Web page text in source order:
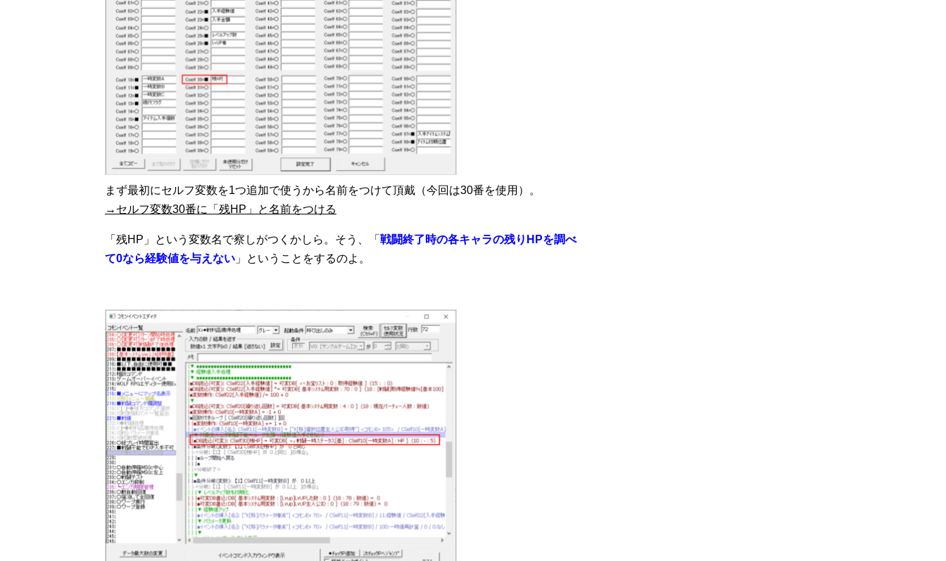
まず最初にセルフ変数を1つ追加で使うから名前をつけて頂戴（今回は30番を使用）。
→セルフ変数30番に「残HP」と名前をつける
「残HP」という変数名で察しがつくかしら。そう、「 戦闘終了時の各キャラの残りHPを調べ
て0なら経験値を与えない 」ということをするのよ。